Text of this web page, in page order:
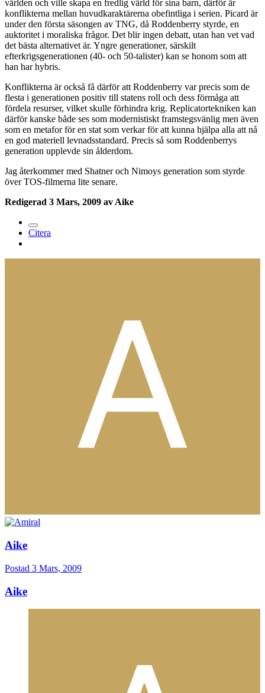
världen och ville skapa en fredlig värld för sina barn, därför är
konflikterna mellan huvudkaraktärerna obefintliga i serien. Picard är
under den första säsongen av TNG, då Roddenberry styrde, en
auktoritet i moraliska frågor. Det blir ingen debatt, utan han vet vad
det bästa alternativet är. Yngre generationer, särskilt
efterkrigsgenerationen (40- och 50-talister) kan se honom som att
han har hybris.
Konflikterna är också få därför att Roddenberry var precis som de
flesta i generationen positiv till statens roll och dess förmåga att
fördela resurser, vilket skulle förhindra krig. Replicatortekniken kan
därför kanske både ses som modernistiskt framstegsvänlig men även
som en metafor för en stat som verkar för att kunna hjälpa alla att nå
en god materiell levnadsstandard. Precis så som Roddenberrys
generation upplevde sin ålderdom.
Jag återkommer med Shatner och Nimoys generation som styrde
över TOS-filmerna lite senare.
Redigerad 3 Mars, 2009 av Aike
Citera
Aike
Postad 3 Mars, 2009
Aike